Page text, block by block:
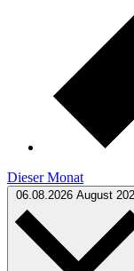
Dieser Monat
06.08.2026 August